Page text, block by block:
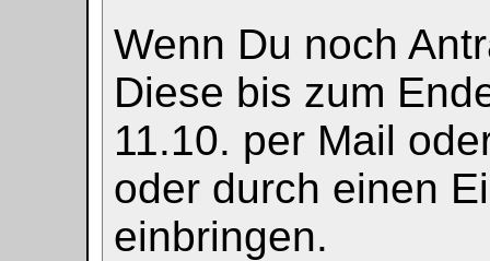
Wenn Du noch
Diese bis zum
11.10. per Mail
oder durch einen
einbringen.